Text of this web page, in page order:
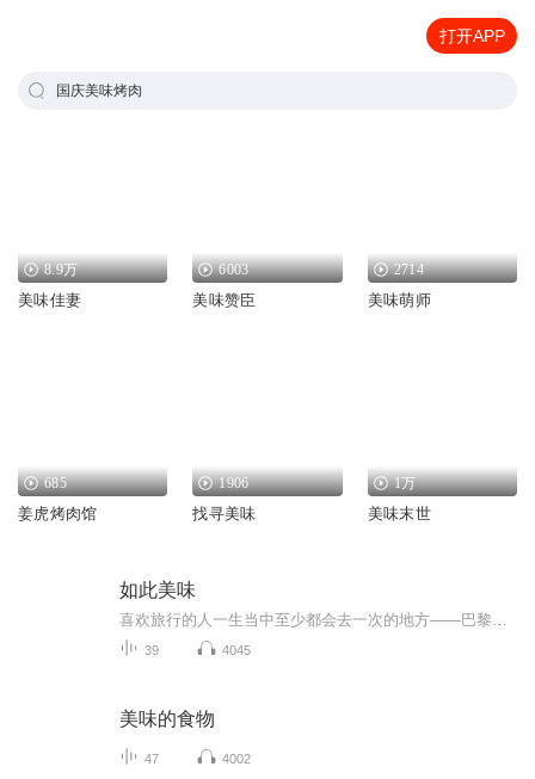
打开APP
国庆美味烤肉
8.9万
美味佳妻
6003
美味赞臣
2714
美味萌师
685
姜虎烤肉馆
1906
找寻美味
1万
美味末世
如此美味
39 4045
美味的食物
47 4002